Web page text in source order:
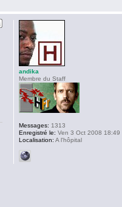
andika
Membre du Staff
Messages: 1313
Enregistré le: Ven 3 Oct 2008 18:49
Localisation: A l'hôpital